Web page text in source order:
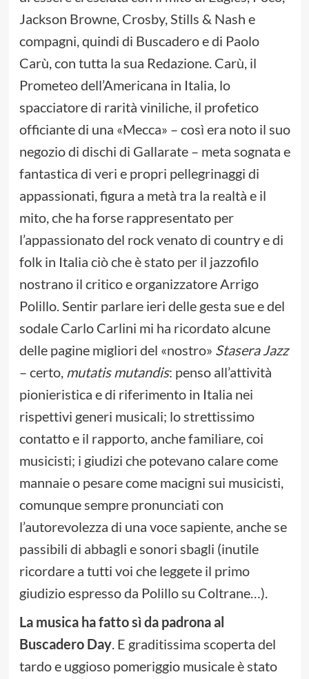
Jackson Browne, Crosby, Stills & Nash e
compagni, quindi di Buscadero e di Paolo
Carù, con tutta la sua Redazione. Carù, il
Prometeo dell’Americana in Italia, lo
spacciatore di rarità viniliche, il profetico
officiante di una «Mecca» – così era noto il suo
negozio di dischi di Gallarate – meta sognata e
fantastica di veri e propri pellegrinaggi di
appassionati, figura a metà tra la realtà e il
mito, che ha forse rappresentato per
l’appassionato del rock venato di country e di
folk in Italia ciò che è stato per il jazzofilo
nostrano il critico e organizzatore Arrigo
Polillo. Sentir parlare ieri delle gesta sue e del
sodale Carlo Carlini mi ha ricordato alcune
delle pagine migliori del «nostro» Stasera Jazz
– certo, mutatis mutandis: penso all’attività
pionieristica e di riferimento in Italia nei
rispettivi generi musicali; lo strettissimo
contatto e il rapporto, anche familiare, coi
musicisti; i giudizi che potevano calare come
mannaie o pesare come macigni sui musicisti,
comunque sempre pronunciati con
l’autorevolezza di una voce sapiente, anche se
passibili di abbagli e sonori sbagli (inutile
ricordare a tutti voi che leggete il primo
giudizio espresso da Polillo su Coltrane…).
La musica ha fatto sì da padrona al
Buscadero Day. E graditissima scoperta del
tardo e uggioso pomeriggio musicale è stato